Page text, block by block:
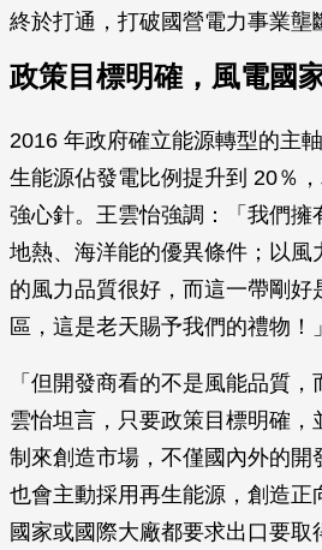
終於打通，打破國營電力事業壟
政策目標明確，風電國
2016 年政府確立能源轉型的主
生能源佔發電比例提升到 20％
強心針。王雲怡強調：「我們擁
地熱、海洋能的優異條件；以風
的風力品質很好，而這一帶剛好
區，這是老天賜予我們的禮物！」
「但開發商看的不是風能品質
雲怡坦言，只要政策目標明確，
制來創造市場，不僅國內外的開
也會主動採用再生能源，創造正
國家或國際大廠都要求出口要取